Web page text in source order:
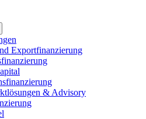
Exportfinanzierung
& Advisory